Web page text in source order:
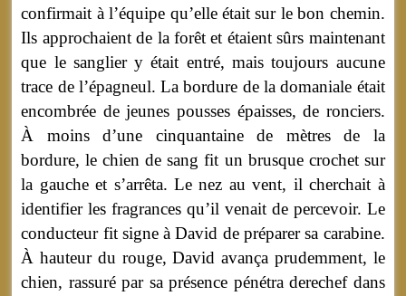
confirmait à l’équipe qu’elle était sur le bon chemin.
Ils approchaient de la forêt et étaient sûrs maintenant
que le sanglier y était entré, mais toujours aucune
trace de l’épagneul. La bordure de la domaniale était
encombrée de jeunes pousses épaisses, de ronciers.
À moins d’une cinquantaine de mètres de la
bordure, le chien de sang fit un brusque crochet sur
la gauche et s’arrêta. Le nez au vent, il cherchait à
identifier les fragrances qu’il venait de percevoir. Le
conducteur fit signe à David de préparer sa carabine.
À hauteur du rouge, David avança prudemment, le
chien, rassuré par sa présence pénétra derechef dans